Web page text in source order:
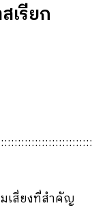
เรียก
เสี่ยงที่สำคัญ